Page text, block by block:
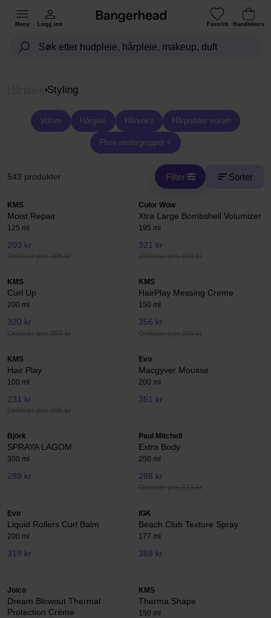
Meny Logg inn Favoritt Handlekurv
Styling
Volum Hårgelé Hårvoks Hårpudder volum
Flere undergrupper +
543 produkter Filter Sorter
KMS
Moist Repair
125 ml
203 kr
Ordinær pris 395 kr
Color Wow
Xtra Large Bombshell Volumizer
195 ml
321 kr
Ordinær pris 356 kr
KMS
Curl Up
200 ml
320 kr
Ordinær pris 355 kr
KMS
HairPlay Messing Creme
150 ml
356 kr
Ordinær pris 395 kr
KMS
Hair Play
100 ml
231 kr
Ordinær pris 395 kr
Evo
Macgyver Mousse
200 ml
351 kr
Björk
SPRAYA LAGOM
300 ml
289 kr
Paul Mitchell
Extra Body
250 ml
288 kr
Ordinær pris 319 kr
Evo
Liquid Rollers Curl Balm
200 ml
319 kr
IGK
Beach Club Texture Spray
177 ml
389 kr
Joico
Dream Blowout Thermal
Protection Crème
KMS
Therma Shape
150 ml